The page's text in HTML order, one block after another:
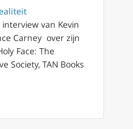
van Kevin
Carney over zijn
Face: The
Society, TAN Books
tot het Heilig Gelaat van